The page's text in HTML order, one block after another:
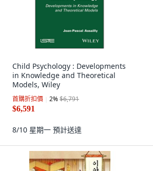
Child Psychology : Developments
in Knowledge and Theoretical
Models, Wiley
首購折扣價 2%$6,791
$6,591
8/10 星期一 預計送達